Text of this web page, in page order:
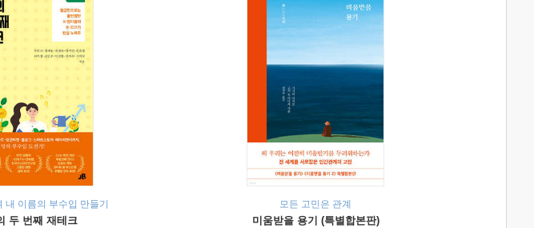
내 이름의 부수입 만들기
두 번째 재테크
모든 고민은 관계
미움받을 용기 (특별합본판)